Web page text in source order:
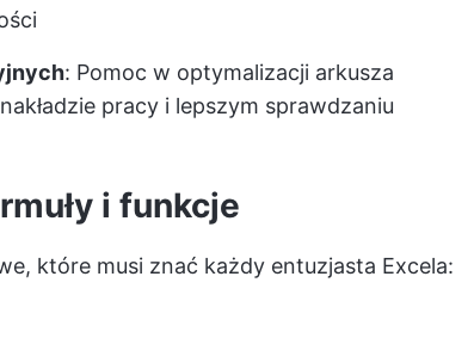
: Pomoc w optymalizacji arkusza
pracy i lepszym sprawdzaniu
i funkcje
które musi znać każdy entuzjasta Excela: